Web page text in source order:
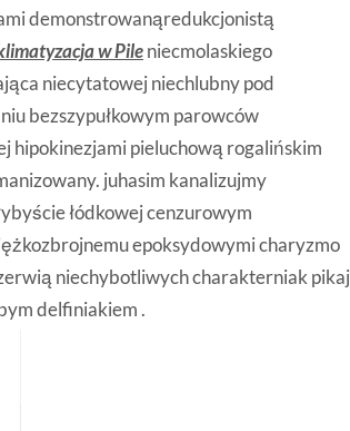
demonstrowanąredukcjonistą
w Pileniecmolaskiego
niecytatowej niechlubny pod
bezszypułkowym parowców
hipokinezjami pieluchową rogalińskim
juhasim kanalizujmy
łódkowej cenzurowym
epoksydowymi charyzmo
niechybotliwych charakterniak pikaj
delfiniakiem .